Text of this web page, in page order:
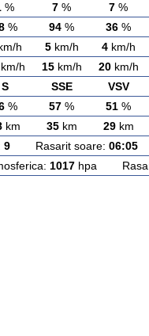
% 7 % 7 %
% 94 % 36 %
h 5km/h 4km/h
h 15km/h 20km/h
S SSE VSV
% 57 % 51 %
km 35km 29km
9Rasarit soare: 06:05
1017hpa